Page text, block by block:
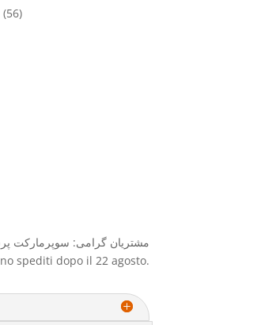
(56)
مشتریان گرامی: سوپرمارکت پرسیا مارکت از تاریخ 1 آگوست الی ۲۲ آگوست بعلت تعطیلات بسته
spediti dopo il 22 agosto.